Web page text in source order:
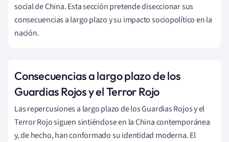
social de China. Esta sección pretende diseccionar sus
consecuencias a largo plazo y su impacto sociopolítico en la
nación.
Consecuencias a largo plazo de los
Guardias Rojos y el Terror Rojo
Las repercusiones a largo plazo de los Guardias Rojos y el
Terror Rojo siguen sintiéndose en la China contemporánea
y, de hecho, han conformado su identidad moderna. El